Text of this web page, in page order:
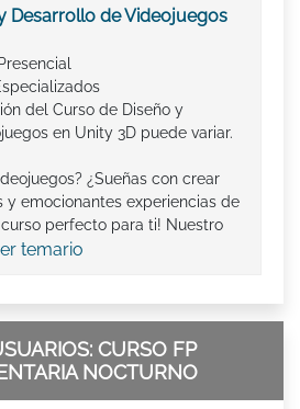
Desarrollo de Videojuegos
del Curso de Diseño y
en Unity 3D puede variar.
¿Sueñas con crear
y emocionantes experiencias de
curso perfecto para ti! Nuestro
temario
CURSO FP
NOCTURNO